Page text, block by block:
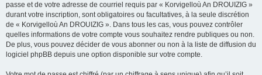
passe et de votre adresse de courriel requis par « Korvigelloù An DROUIZIG »
durant votre inscription, sont obligatoires ou facultatives, à la seule discrétion
de « Korvigelloù An DROUIZIG ». Dans tous les cas, vous pouvez contrôler
quelles informations de votre compte vous souhaitez rendre publiques ou non.
De plus, vous pouvez décider de vous abonner ou non à la liste de diffusion du
logiciel phpBB depuis une option disponible sur votre compte.